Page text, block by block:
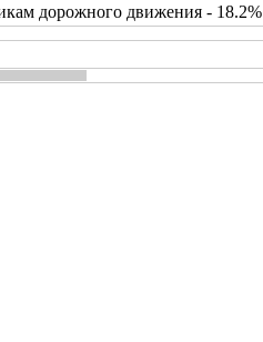
дорожного движения - 18.2%